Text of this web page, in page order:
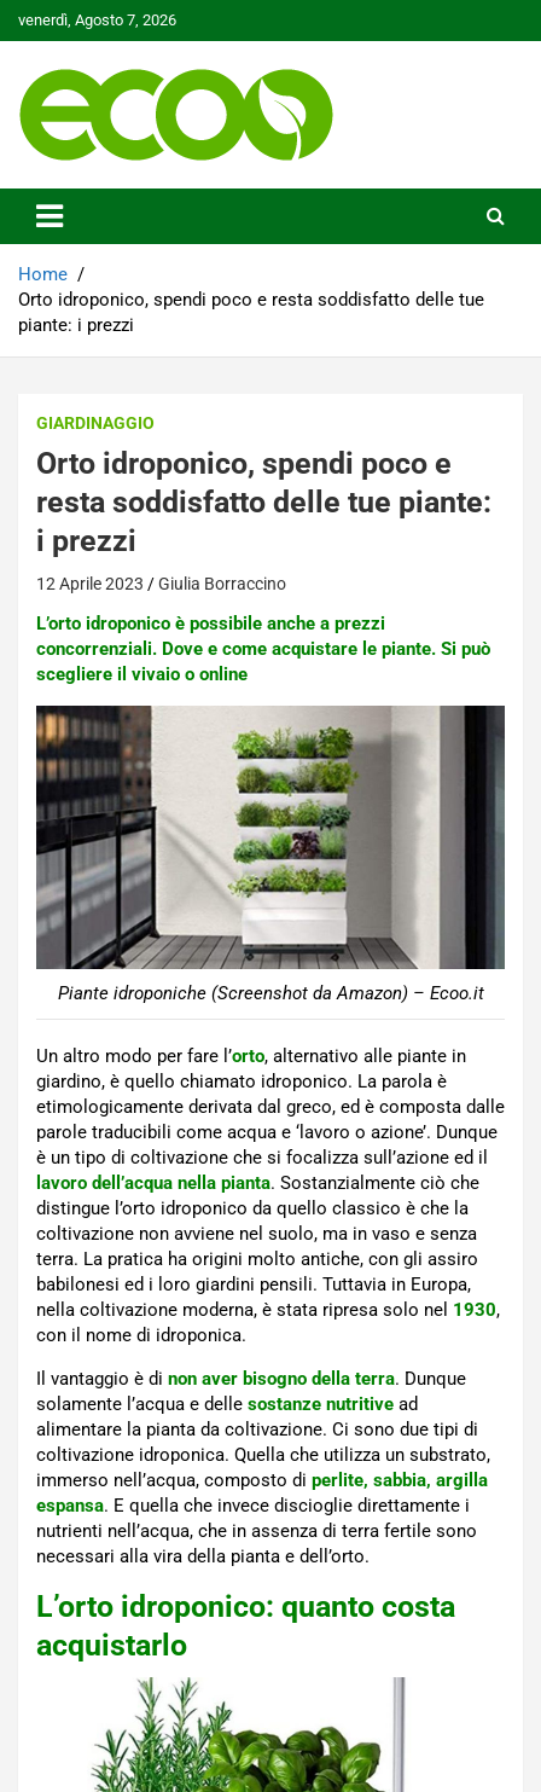
to
venerdì, Agosto 7, 2026
Ecoo.it
Home
Orto idroponico, spendi poco e resta soddisfatto delle tue
piante: i prezzi
GIARDINAGGIO
Orto idroponico, spendi poco e
resta soddisfatto delle tue piante:
i prezzi
12 Aprile 2023 Giulia Borraccino
L’orto idroponico è possibile anche a prezzi
concorrenziali. Dove e come acquistare le piante. Si può
scegliere il vivaio o online
Piante idroponiche (Screenshot da Amazon) – Ecoo.it
Un altro modo per fare l’orto, alternativo alle piante in
giardino, è quello chiamato idroponico. La parola è
etimologicamente derivata dal greco, ed è composta dalle
parole traducibili come acqua e ‘lavoro o azione’. Dunque
è un tipo di coltivazione che si focalizza sull’azione ed il
lavoro dell’acqua nella pianta. Sostanzialmente ciò che
distingue l’orto idroponico da quello classico è che la
coltivazione non avviene nel suolo, ma in vaso e senza
terra. La pratica ha origini molto antiche, con gli assiro
babilonesi ed i loro giardini pensili. Tuttavia in Europa,
nella coltivazione moderna, è stata ripresa solo nel 1930,
con il nome di idroponica.
Il vantaggio è di non aver bisogno della terra. Dunque
solamente l’acqua e delle sostanze nutritive ad
alimentare la pianta da coltivazione. Ci sono due tipi di
coltivazione idroponica. Quella che utilizza un substrato,
immerso nell’acqua, composto di perlite, sabbia, argilla
espansa. E quella che invece discioglie direttamente i
nutrienti nell’acqua, che in assenza di terra fertile sono
necessari alla vira della pianta e dell’orto.
L’orto idroponico: quanto costa
acquistarlo